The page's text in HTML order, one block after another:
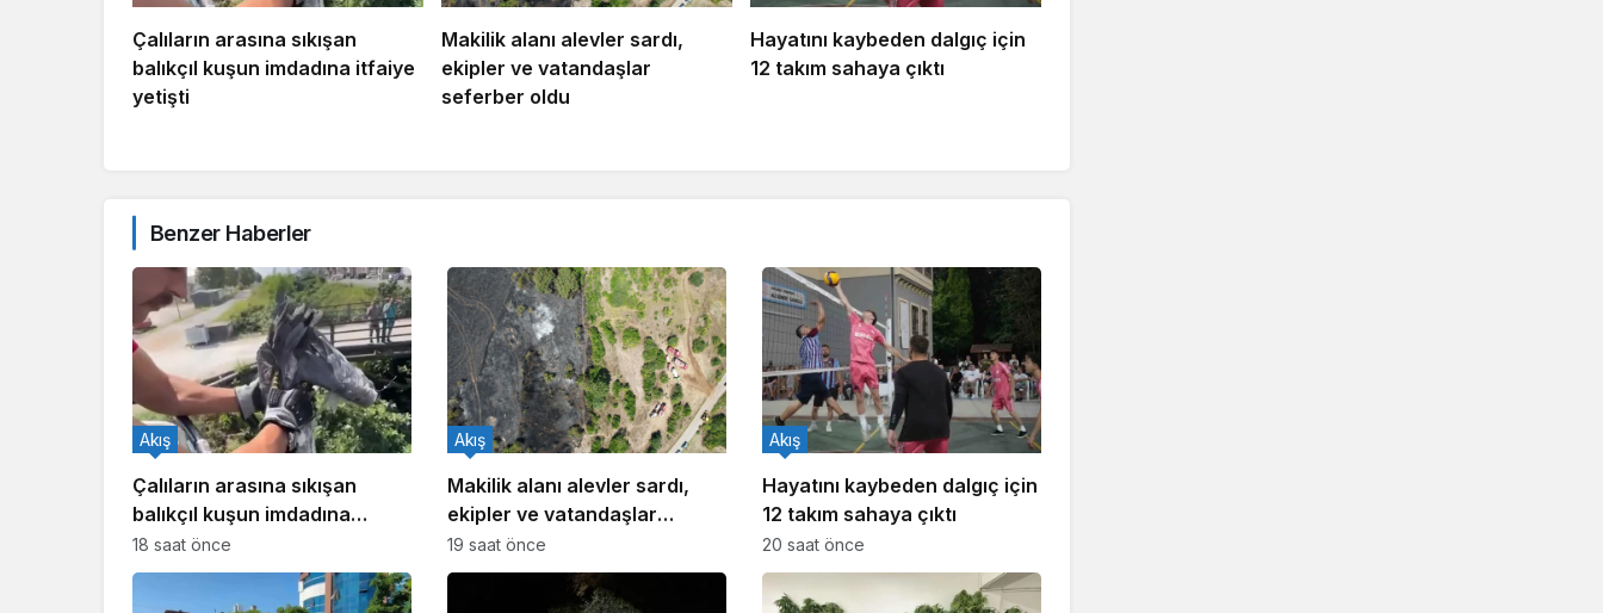
Çalıların arasına sıkışan
balıkçıl kuşun imdadına itfaiye
yetişti
Makilik alanı alevler sardı,
ekipler ve vatandaşlar
seferber oldu
Hayatını kaybeden dalgıç için
12 takım sahaya çıktı
Benzer Haberler
Çalıların arasına sıkışan
balıkçıl kuşun imdadına
itfaiye yetişti
Akış
18 saat önce
Makilik alanı alevler sardı,
ekipler ve vatandaşlar
seferber oldu
Akış
19 saat önce
Hayatını kaybeden dalgıç için
12 takım sahaya çıktı
Akış
20 saat önce